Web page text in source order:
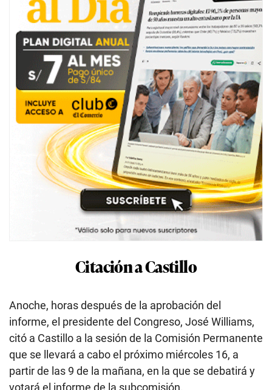
Citación a Castillo
Anoche, horas después de la aprobación del
informe, el presidente del Congreso, José Williams,
citó a Castillo a la sesión de la Comisión Permanente
que se llevará a cabo el próximo miércoles 16, a
partir de las 9 de la mañana, en la que se debatirá y